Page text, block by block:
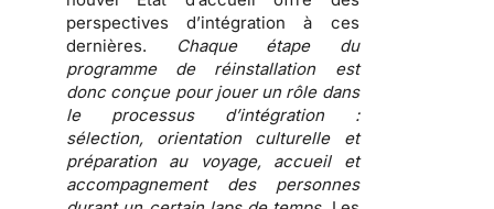
perspectives d’intégration à ces
dernières.
Chaque étape du
programme de réinstallation est
donc conçue pour jouer un rôle dans
le processus d’intégration :
sélection, orientation culturelle et
préparation au voyage, accueil et
accompagnement des personnes